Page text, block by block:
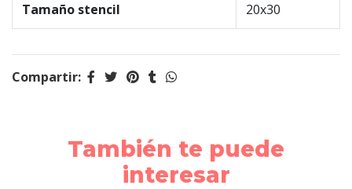
Tamaño stencil 20x30
Compartir:
También te puede
interesar